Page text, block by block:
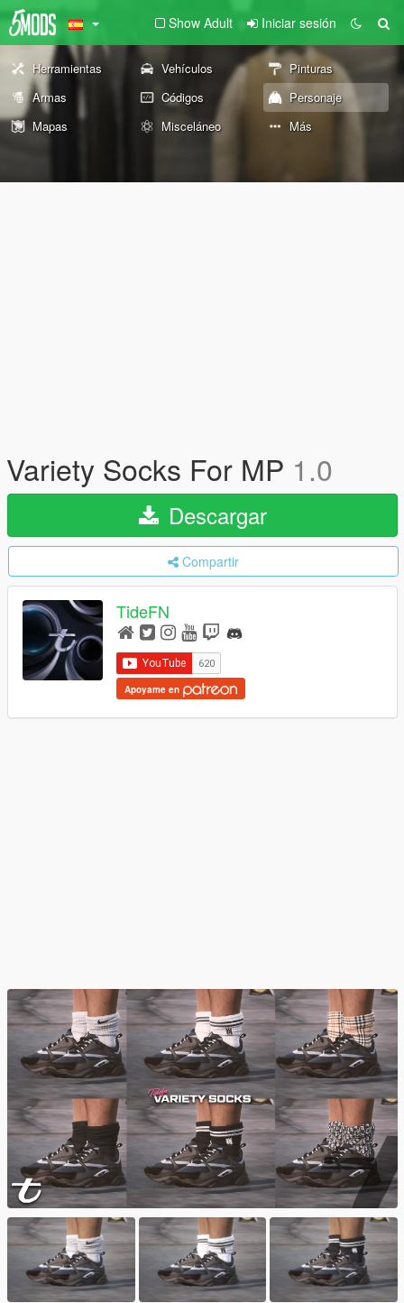
Show Adult Iniciar sesión
Herramientas Vehículos
Pinturas
Armas
Códigos
Personaje
Mapas
Misceláneo Más
Variety Socks For MP 1.0
Descargar
Compartir
TideFN
Apoyame en